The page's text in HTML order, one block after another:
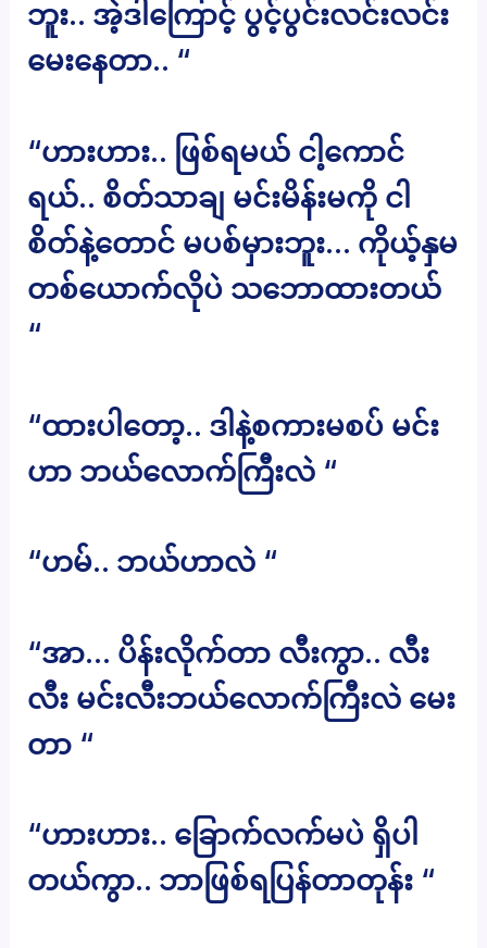
ဘူး.. အဲ့ဒါကြောင့် ပွင့်ပွင်းလင်းလင်း
မေးနေတာ.. “
“ဟားဟား.. ဖြစ်ရမယ် ငါ့ကောင်
ရယ်.. စိတ်သာချ မင်းမိန်းမကို ငါ
စိတ်နဲ့တောင် မပစ်မှားဘူး… ကိုယ့်နှမ
တစ်ယောက်လိုပဲ သဘောထားတယ်
“
“ထားပါတော့.. ဒါနဲ့စကားမစပ် မင်း
ဟာ ဘယ်လောက်ကြီးလဲ “
“ဟမ်.. ဘယ်ဟာလဲ “
“အာ… ပိန်းလိုက်တာ လီးကွာ.. လီး
လီး မင်းလီးဘယ်လောက်ကြီးလဲ မေး
တာ “
“ဟားဟား.. ခြောက်လက်မပဲ ရှိပါ
တယ်ကွာ.. ဘာဖြစ်ရပြန်တာတုန်း “